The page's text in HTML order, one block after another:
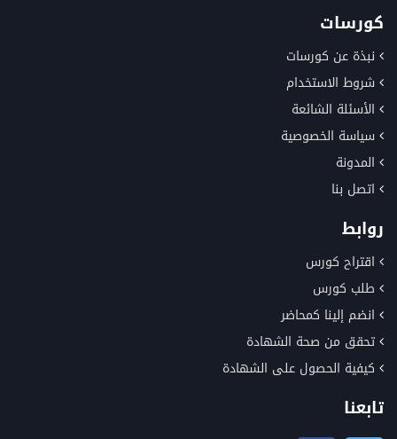
كورسات
نبذة عن كورسات
شروط الاستخدام
الأسئلة الشائعة
سياسة الخصوصية
المدونة
اتصل بنا
روابط
اقتراح كورس
طلب كورس
انضم إلينا كمحاضر
تحقق من صحة الشهادة
كيفية الحصول على الشهادة
تابعنا